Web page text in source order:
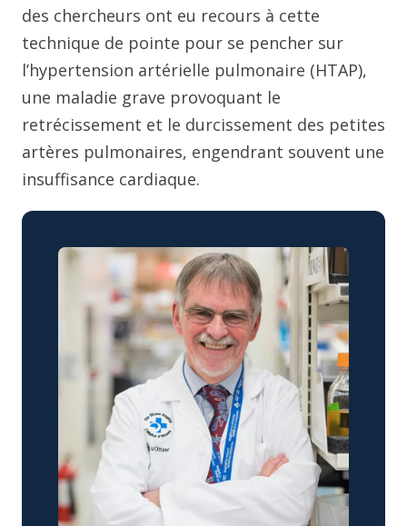
des chercheurs ont eu recours à cette
technique de pointe pour se pencher sur
l’hypertension artérielle pulmonaire (HTAP),
une maladie grave provoquant le
retrécissement et le durcissement des petites
artères pulmonaires, engendrant souvent une
insuffisance cardiaque.